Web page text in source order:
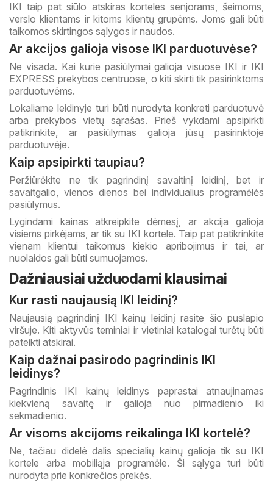
IKI taip pat siūlo atskiras korteles senjorams, šeimoms,
verslo klientams ir kitoms klientų grupėms. Joms gali būti
taikomos skirtingos sąlygos ir naudos.
Ar akcijos galioja visose IKI parduotuvėse?
Ne visada. Kai kurie pasiūlymai galioja visuose IKI ir IKI
EXPRESS prekybos centruose, o kiti skirti tik pasirinktoms
parduotuvėms.
Lokaliame leidinyje turi būti nurodyta konkreti parduotuvė
arba prekybos vietų sąrašas. Prieš vykdami apsipirkti
patikrinkite, ar pasiūlymas galioja jūsų pasirinktoje
parduotuvėje.
Kaip apsipirkti taupiau?
Peržiūrėkite ne tik pagrindinį savaitinį leidinį, bet ir
savaitgalio, vienos dienos bei individualius programėlės
pasiūlymus.
Lygindami kainas atkreipkite dėmesį, ar akcija galioja
visiems pirkėjams, ar tik su IKI kortele. Taip pat patikrinkite
vienam klientui taikomus kiekio apribojimus ir tai, ar
nuolaidos gali būti sumuojamos.
Dažniausiai užduodami klausimai
Kur rasti naujausią IKI leidinį?
Naujausią pagrindinį IKI kainų leidinį rasite šio puslapio
viršuje. Kiti aktyvūs teminiai ir vietiniai katalogai turėtų būti
pateikti atskirai.
Kaip dažnai pasirodo pagrindinis IKI
leidinys?
Pagrindinis IKI kainų leidinys paprastai atnaujinamas
kiekvieną savaitę ir galioja nuo pirmadienio iki
sekmadienio.
Ar visoms akcijoms reikalinga IKI kortelė?
Ne, tačiau didelė dalis specialių kainų galioja tik su IKI
kortele arba mobiliąja programėle. Ši sąlyga turi būti
nurodyta prie konkrečios prekės.